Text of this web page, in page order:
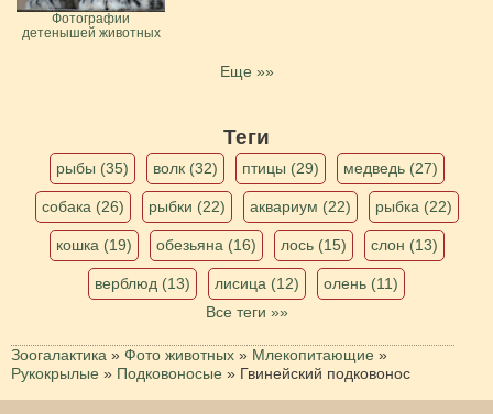
Фотографии
детенышей животных
Еще »»
Теги
рыбы (35) волк (32) птицы (29) медведь (27)
собака (26) рыбки (22) аквариум (22) рыбка (22)
кошка (19) обезьяна (16) лось (15) слон (13)
верблюд (13) лисица (12)
олень (11)
Все теги »»
Зоогалактика » Фото животных » Млекопитающие »
Рукокрылые » Подковоносые » Гвинейский подковонос